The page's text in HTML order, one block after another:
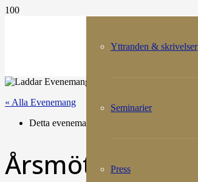
Yttranden & skrivelser
Seminarier
Press
« Alla Evenemang
Detta evenemang har redan ägt rum.
Årsmöte 2023